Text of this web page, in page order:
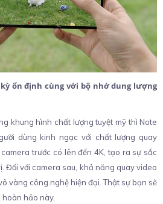
ổn định cùng với bộ nhớ dung lượng
khung hình chất lượng tuyệt mỹ thì Note
dùng kinh ngạc với chất lượng quay
trước có lên đến 4K, tạo ra sự sắc
Đối với camera sau, khả năng quay video
vàng công nghệ hiện đại. Thật sự bạn sẽ
hảo này.